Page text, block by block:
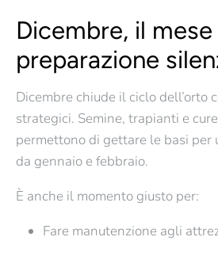
Dicembre, il
preparazione
Dicembre chiude il ciclo dell’orto
strategici. Semine, trapianti e
permettono di gettare le basi per
da gennaio e febbraio.
È anche il momento giusto per:
Fare manutenzione agli